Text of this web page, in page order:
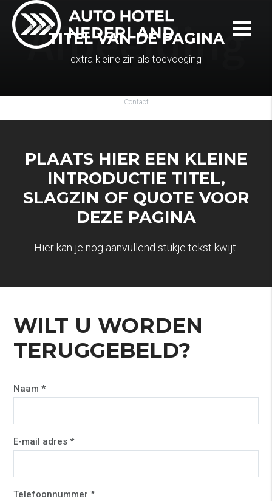
TITEL VAN DE PAGINA
extra kleine zin als toevoeging
Contact
PLAATS HIER EEN KLEINE
INTRODUCTIE TITEL,
SLAGZIN OF QUOTE VOOR
DEZE PAGINA
Hier kan je nog aanvullend stukje tekst kwijt
WILT U WORDEN
TERUGGEBELD?
Naam *
E-mail adres *
Telefoonnummer *